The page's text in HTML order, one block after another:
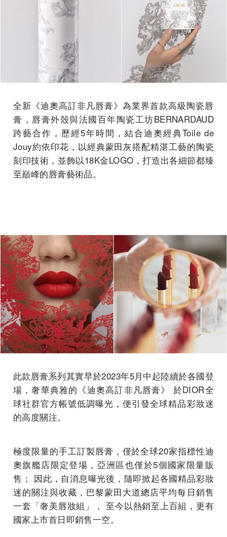
全新《迪奧高訂非凡唇膏》 為業界首款高級陶瓷唇
膏，唇膏外殼與法國百年陶瓷工坊BERNARDAUD
跨藝合作，歷經5年時間，結合迪奧經典Toile de
Jouy約依印花，以經典蒙田灰搭配精湛工藝的陶瓷
刻印技術，並飾以18K金LOGO，打造出各細節都臻
至巔峰的唇膏藝術品。
此款唇膏系列其實早於2023年5月中起陸續於各國登
場，奢華典雅的《迪奧高訂非凡唇膏》 於DIOR全
球社群官方帳號低調曝光，便引發全球精品彩妝迷
的高度關注。
極度限量的手工訂製唇膏，僅於全球20家指標性迪
奧旗艦店限定登場，亞洲區也僅於5個國家限量販
售； 因此，自消息曝光後，隨即掀起各國精品彩妝
迷的關注與收藏，巴黎蒙田大道總店平均每日銷售
一套「奢美唇妝組」， 至今以熱銷至上百組，更有
國家上市首日即銷售一空。